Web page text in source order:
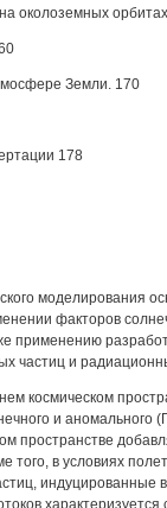
околоземных
Земли. 170
178
моделирования
факторов
применению
частиц и
космическом
и
пространстве
в условиях
индуцированные